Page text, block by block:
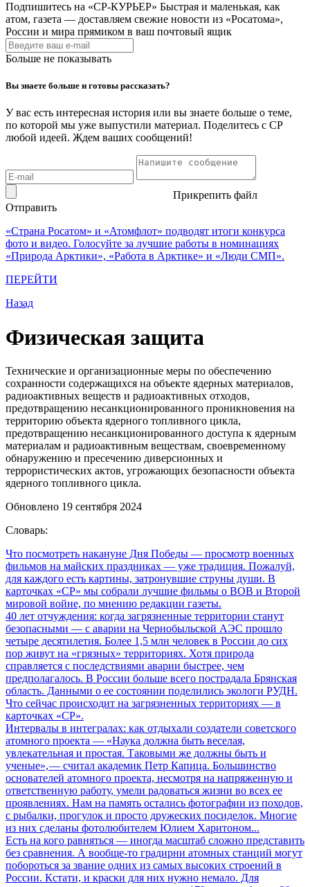
Подпишитесь на «СР-КУРЬЕР» Быстрая и маленькая, как
атом, газета — доставляем свежие новости из «Росатома»,
России и мира прямиком в ваш почтовый ящик
Больше не показывать
Вы знаете больше и готовы рассказать?
У вас есть интересная история или вы знаете больше о теме,
по которой мы уже выпустили материал. Поделитесь с СР
любой идеей. Ждем ваших сообщений!
Прикрепить файл
Отправить
«Страна Росатом» и «Атомфлот» подводят итоги конкурса
фото и видео. Голосуйте за лучшие работы в номинациях
«Природа Арктики», «Работа в Арктике» и «Люди СМП».
ПЕРЕЙТИ
Назад
Физическая защита
Технические и организационные меры по обеспечению
сохранности содержащихся на объекте ядерных материалов,
радиоактивных веществ и радиоактивных отходов,
предотвращению несанкционированного проникновения на
территорию объекта ядерного топливного цикла,
предотвращению несанкционированного доступа к ядерным
материалам и радиоактивным веществам, своевременному
обнаружению и пресечению диверсионных и
террористических актов, угрожающих безопасности объекта
ядерного топливного цикла.
Обновлено 19 сентября 2024
Словарь:
Что посмотреть накануне Дня Победы — просмотр военных
фильмов на майских праздниках — уже традиция. Пожалуй,
для каждого есть картины, затронувшие струны души. В
карточках «СР» мы собрали лучшие фильмы о ВОВ и Второй
мировой войне, по мнению редакции газеты.
40 лет отчуждения: когда загрязненные территории станут
безопасными — с аварии на Чернобыльской АЭС прошло
четыре десятилетия. Более 1,5 млн человек в России до сих
пор живут на «грязных» территориях. Хотя природа
справляется с последствиями аварии быстрее, чем
предполагалось. В России больше всего пострадала Брянская
область. Данными о ее состоянии поделились экологи РУДН.
Что сейчас происходит на загрязненных территориях — в
карточках «СР».
Интервалы в интегралах: как отдыхали создатели советского
атомного проекта — «Наука должна быть веселая,
увлекательная и простая. Таковыми же должны быть и
ученые», — считал академик Петр Капица. Большинство
основателей атомного проекта, несмотря на напряженную и
ответственную работу, умели радоваться жизни во всех ее
проявлениях. Нам на память остались фотографии из походов,
с рыбалки, прогулок и просто дружеских посиделок. Многие
из них сделаны фотолюбителем Юлием Харитоном...
Есть на кого равняться — иногда масштаб сложно представить
без сравнения. А вообще-то градирни атомных станций могут
побороться за звание одних из самых высоких строений в
России. Кстати, и краски для них нужно немало. Для